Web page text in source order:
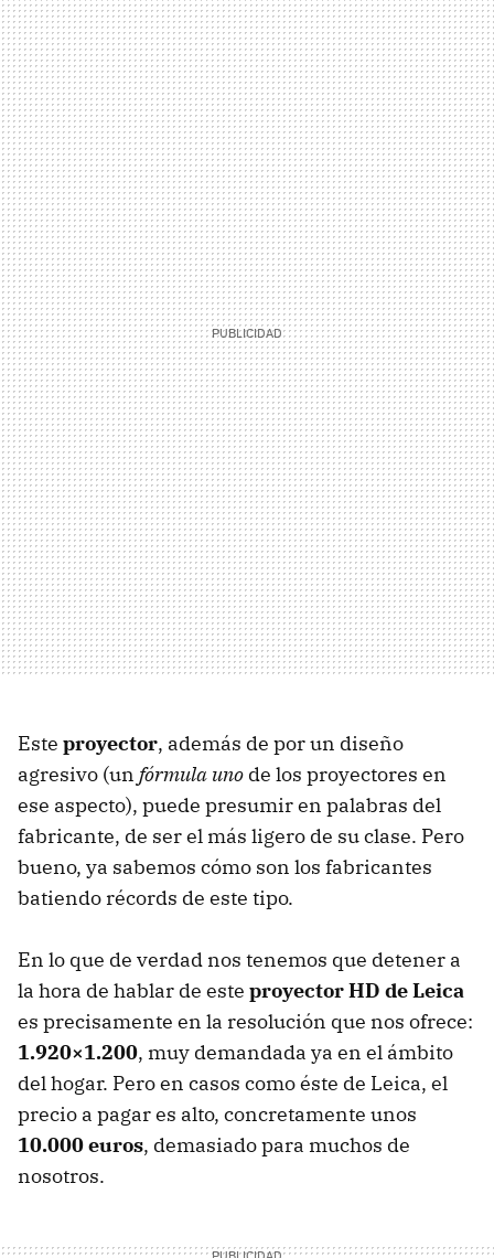
Este proyector, además de por un diseño
agresivo (un fórmula uno de los proyectores en
ese aspecto), puede presumir en palabras del
fabricante, de ser el más ligero de su clase. Pero
bueno, ya sabemos cómo son los fabricantes
batiendo récords de este tipo.
En lo que de verdad nos tenemos que detener a
la hora de hablar de este proyector HD de Leica
es precisamente en la resolución que nos ofrece:
1.920×1.200, muy demandada ya en el ámbito
del hogar. Pero en casos como éste de Leica, el
precio a pagar es alto, concretamente unos
10.000 euros, demasiado para muchos de
nosotros.